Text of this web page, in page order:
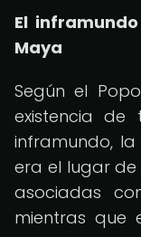
El
Maya
Según el
existencia de
inframundo,
era el lugar
asociadas
mientras que